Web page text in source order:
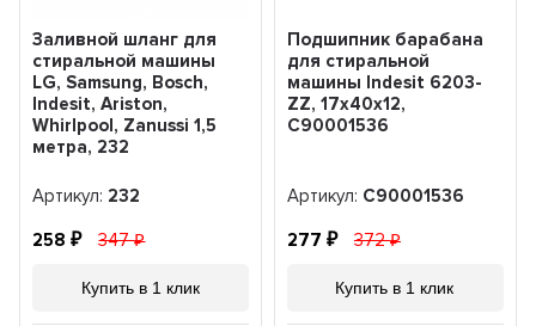
Заливной шланг для
стиральной машины
LG, Samsung, Bosch,
Indesit, Ariston,
Whirlpool, Zanussi 1,5
метра, 232
Артикул: 232
258 347
Купить в 1 клик
Подшипник барабана
для стиральной
машины Indesit 6203-
ZZ, 17x40x12,
C90001536
Артикул: C90001536
277 372
Купить в 1 клик